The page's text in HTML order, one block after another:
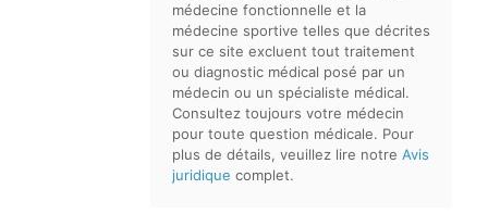
médecine fonctionnelle et la
médecine sportive telles que décrites
sur ce site excluent tout traitement
ou diagnostic médical posé par un
médecin ou un spécialiste médical.
Consultez toujours votre médecin
pour toute question médicale. Pour
plus de détails, veuillez lire notre Avis
juridique complet.